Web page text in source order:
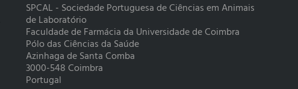
SPCAL - Sociedade Portuguesa de Ciências em Animais
de Laboratório
Faculdade de Farmácia da Universidade de Coimbra
Pólo das Ciências da Saúde
Azinhaga de Santa Comba
3000-548 Coimbra
Portugal